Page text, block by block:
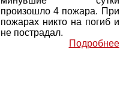
произошло 4 пожара. При
пожарах никто на погиб и
не пострадал.
Подробнее